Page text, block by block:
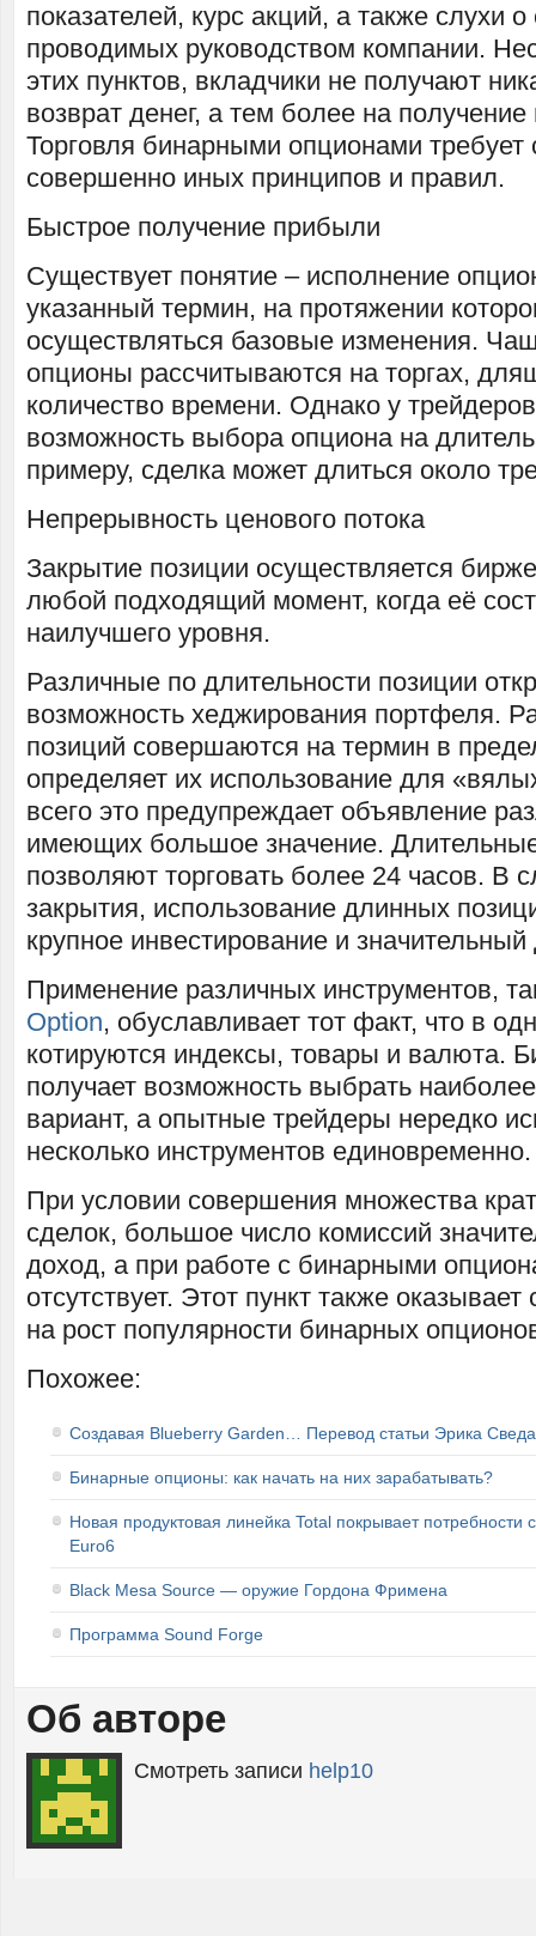
показателей, курс акций, а также слухи о
проводимых руководством компании.
этих пунктов, вкладчики не получают
возврат денег, а тем более на
Торговля бинарными опционами
совершенно иных принципов и правил.
Быстрое получение прибыли
Существует понятие – исполнение
указанный термин, на протяжении
осуществляться базовые изменения.
опционы рассчитываются на торгах,
количество времени. Однако у
возможность выбора опциона на
примеру, сделка может длиться около
Непрерывность ценового потока
Закрытие позиции осуществляется
любой подходящий момент, когда её
наилучшего уровня.
Различные по длительности позиции
возможность хеджирования портфеля.
позиций совершаются на термин в
определяет их использование для
всего это предупреждает объявление
имеющих большое значение.
позволяют торговать более 24 часов. В
закрытия, использование длинных
крупное инвестирование и
Применение различных инструментов,
Option, обуславливает тот факт, что в
котируются индексы, товары и валюта.
получает возможность выбрать
вариант, а опытные трейдеры нередко
несколько инструментов единовременно.
При условии совершения множества
сделок, большое число комиссий
доход, а при работе с бинарными
отсутствует. Этот пункт также
на рост популярности бинарных
Похожее:
Создавая Blueberry Garden… Перевод статьи Эрика
Бинарные опционы: как начать на них зарабатывать?
Новая продуктовая линейка Total покрывает потребности
Euro6
Black Mesa Source — оружие Гордона Фримена
Программа Sound Forge
Об авторе
Смотреть записи help10